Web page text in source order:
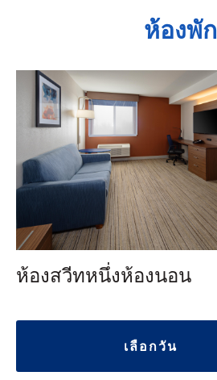
ห้องพัก
ห้องสวีทหนึ่งห้องนอน
เลือกวัน